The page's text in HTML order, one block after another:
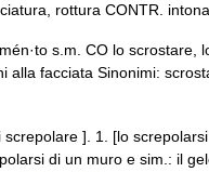
rottura CONTR.
s.m. CO lo scrostare,
alla facciata Sinonimi:
]. 1. [lo
di un muro e sim.: il